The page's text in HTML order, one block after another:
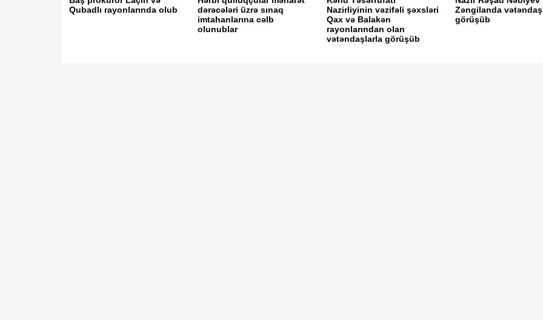
Qubadlı rayonlarında olub
dərəcələri üzrə sınaq
imtahanlarına cəlb
olunublar
Nazirliyinin vəzifəli şəxsləri
Qax və Balakən
rayonlarından olan
vətəndaşlarla görüşüb
Zəngilanda
görüşüb